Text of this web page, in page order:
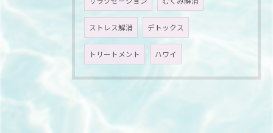
ストレス解消 デトックス
トリートメント ハワイ